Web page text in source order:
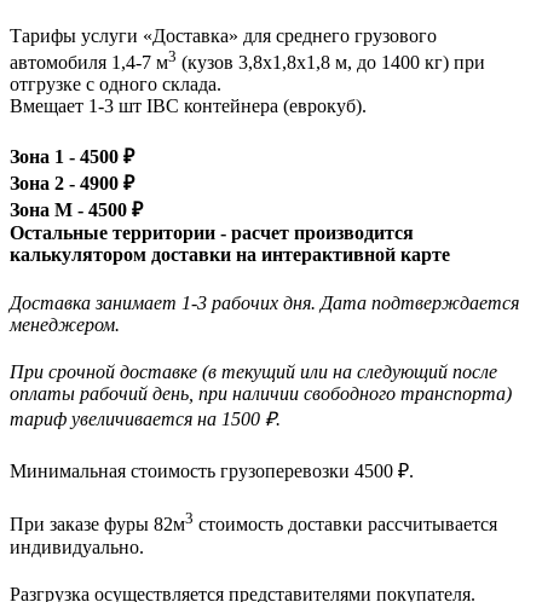
Тарифы услуги «Доставка» для среднего грузового
автомобиля 1,4-7 м3 (кузов 3,8x1,8x1,8 м, до 1400 кг) при
отгрузке с одного склада.
Вмещает 1-3 шт IBC контейнера (еврокуб).
Зона 1 - 4500 ₽
Зона 2 - 4900 ₽
Зона М - 4500 ₽
Остальные территории - расчет производится
калькулятором доставки на интерактивной карте
Доставка занимает 1-3 рабочих дня. Дата подтверждается
менеджером.
При срочной доставке (в текущий или на следующий после
оплаты рабочий день, при наличии свободного транспорта)
тариф увеличивается на 1500 ₽.
Минимальная стоимость грузоперевозки 4500 ₽.
При заказе фуры 82м3 стоимость доставки рассчитывается
индивидуально.
Разгрузка осуществляется представителями покупателя.